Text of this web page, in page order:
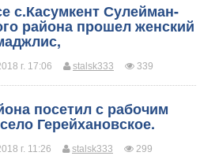
с.Касумкент Сулейман-
района прошел женский
г. 17:06 stalsk333 339
посетил с рабочим
Герейхановское.
г. 11:26 stalsk333 299